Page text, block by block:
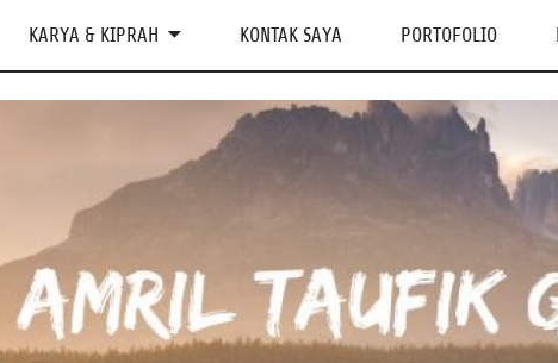
KARYA & KIPRAH KONTAK SAYA PORTOFOLIO